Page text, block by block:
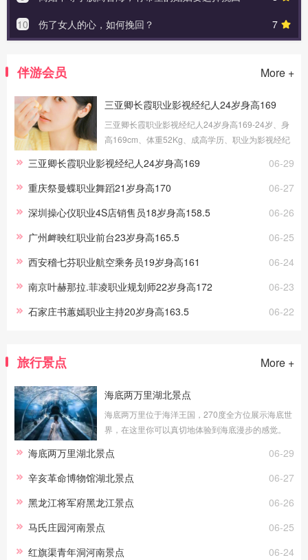
7
10 伤了女人的心，如何挽回？
伴游会员 More +
三亚卿长霞职业影视经纪人24岁身高169
三亚卿长霞职业影视经纪人24岁身高169-24岁、身
高169cm、体重52Kg、成高学历、职业为影视经纪
做过礼仪、采购、试吃员工作，这些宝贵的工作经
历，让伴游服务更顺手。
06-29
三亚卿长霞职业影视经纪人24岁身高169
06-27
重庆祭曼蝶职业舞蹈21岁身高170
06-26
深圳操心仪职业4S店销售员18岁身高158.5
06-25
广州衅映红职业前台23岁身高165.5
06-24
西安稽七芬职业航空乘务员19岁身高161
06-23
南京叶赫那拉.菲凌职业规划师22岁身高172
06-22
石家庄书蕙嫣职业主持20岁身高163.5
旅行景点 More +
海底两万里湖北景点
海底两万里位于海洋王国，270度全方位展示海底世
界，在这里你可以真切地体验到海底漫步的感觉。
身边游弋，你能看到海洋生灵冲你微笑，
06-29
海底两万里湖北景点
06-27
辛亥革命博物馆湖北景点
06-26
黑龙江将军府黑龙江景点
06-25
马氏庄园河南景点
06-24
红旗渠青年洞河南景点